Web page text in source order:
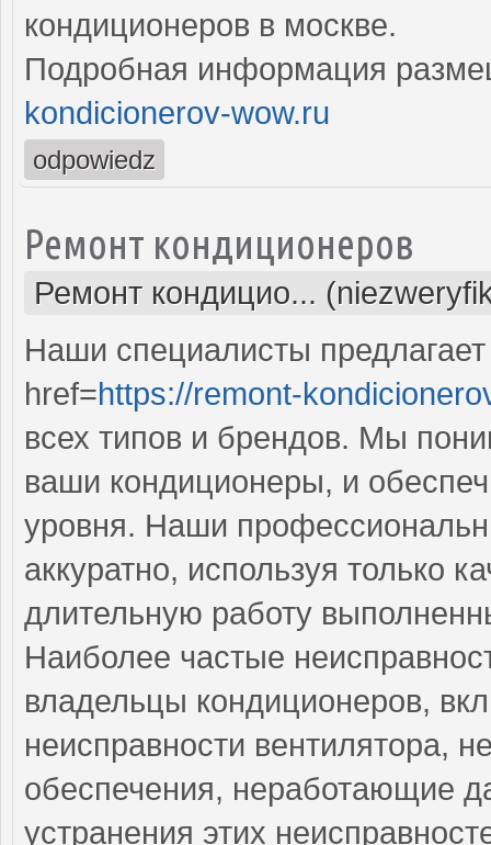
кондиционеров в москве.
Подробная информация
kondicionerov-wow.ru
odpowiedz
Ремонт кондиционеров
Ремонт кондицио...
Наши специалисты
href=https://remont-
всех типов и брендов. Мы
ваши кондиционеры, и
уровня. Наши
аккуратно, используя только
длительную работу
Наиболее частые
владельцы кондиционеров,
неисправности вентилятора,
обеспечения, неработающие
устранения этих